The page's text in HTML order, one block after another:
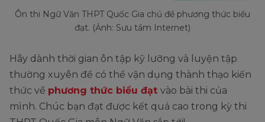
Ôn thi Ngữ Văn THPT Quốc Gia chủ đề phương thức biểu
đạt. (Ảnh: Sưu tầm Internet)
Hãy dành thời gian ôn tập kỹ lưỡng và luyện tập
thường xuyên để có thể vận dụng thành thạo kiến
thức về phương thức biểu đạt vào bài thi của
mình. Chúc bạn đạt được kết quả cao trong kỳ thi